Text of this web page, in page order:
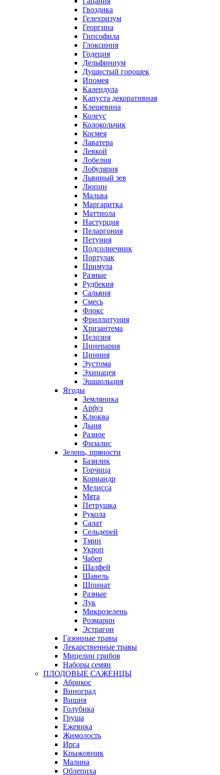
Гвоздика
Гелехризум
Георгина
Гипсофила
Глоксиния
Годеция
Дельфиниум
Душистый горошек
Ипомея
Календула
Капуста декоративная
Клещевина
Колеус
Колокольчик
Космея
Лаватера
Левкой
Лобелия
Лобулярия
Львиный зев
Люпин
Мальва
Маргаритка
Маттиола
Настурция
Пеларгония
Петуния
Подсолнечник
Портулак
Примула
Разные
Рудбекия
Сальвия
Смесь
Флокс
Фриллитуния
Хризантема
Целозия
Цинерария
Цинния
Эустома
Эхинацея
Эшшольция
Ягоды
Земляника
Арбуз
Клюква
Дыня
Разное
Физалис
Зелень, пряности
Базилик
Горчица
Кориандр
Мелисса
Мята
Петрушка
Рукола
Салат
Сельдерей
Тмин
Укроп
Чабер
Шалфей
Щавель
Шпинат
Разные
Лук
Микрозелень
Розмарин
Эстрагон
Газонные травы
Лекарственные травы
Мицелии грибов
Наборы семян
ПЛОДОВЫЕ САЖЕНЦЫ
Абрикос
Виноград
Вишня
Голубика
Груша
Ежевика
Жимолость
Ирга
Крыжовник
Малина
Облепиха